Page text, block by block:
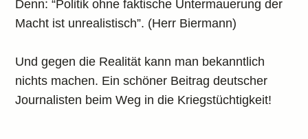
Denn: “Politik ohne faktische Untermauerung der
Macht ist unrealistisch”. (Herr Biermann)
Und gegen die Realität kann man bekanntlich
nichts machen. Ein schöner Beitrag deutscher
Journalisten beim Weg in die Kriegstüchtigkeit!